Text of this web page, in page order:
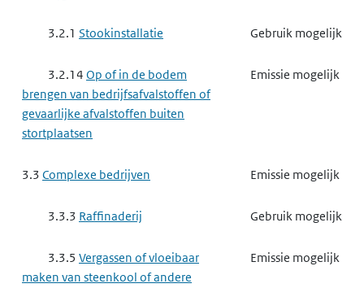
3.2.1 Stookinstallatie Gebruik mogelijk
3.2.14 Op of in de bodem
brengen van bedrijfsafvalstoffen of
gevaarlijke afvalstoffen buiten
stortplaatsen
Emissie mogelijk
3.3 Complexe bedrijven Emissie mogelijk
3.3.3 Raffinaderij Gebruik mogelijk
3.3.5 Vergassen of vloeibaar
maken van steenkool of andere
Emissie mogelijk